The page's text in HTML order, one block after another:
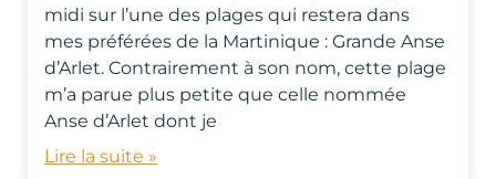
midi sur l’une des plages qui restera dans
mes préférées de la Martinique : Grande Anse
d’Arlet. Contrairement à son nom, cette plage
m’a parue plus petite que celle nommée
Anse d’Arlet dont je
Lire la suite »